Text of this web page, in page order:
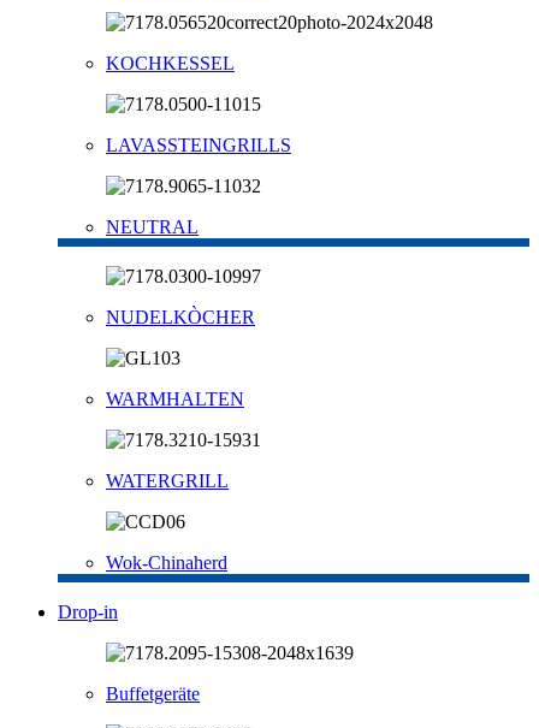
KOCHKESSEL
LAVASSTEINGRILLS
NEUTRAL
NUDELKÒCHER
WARMHALTEN
WATERGRILL
Wok-Chinaherd
Drop-in
Buffetgeräte